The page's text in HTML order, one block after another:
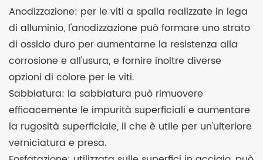
Anodizzazione: per le viti a spalla realizzate in lega
di alluminio, l'anodizzazione può formare uno strato
di ossido duro per aumentarne la resistenza alla
corrosione e all'usura, e fornire inoltre diverse
opzioni di colore per le viti.
Sabbiatura: la sabbiatura può rimuovere
efficacemente le impurità superficiali e aumentare
la rugosità superficiale, il che è utile per un'ulteriore
verniciatura e presa.